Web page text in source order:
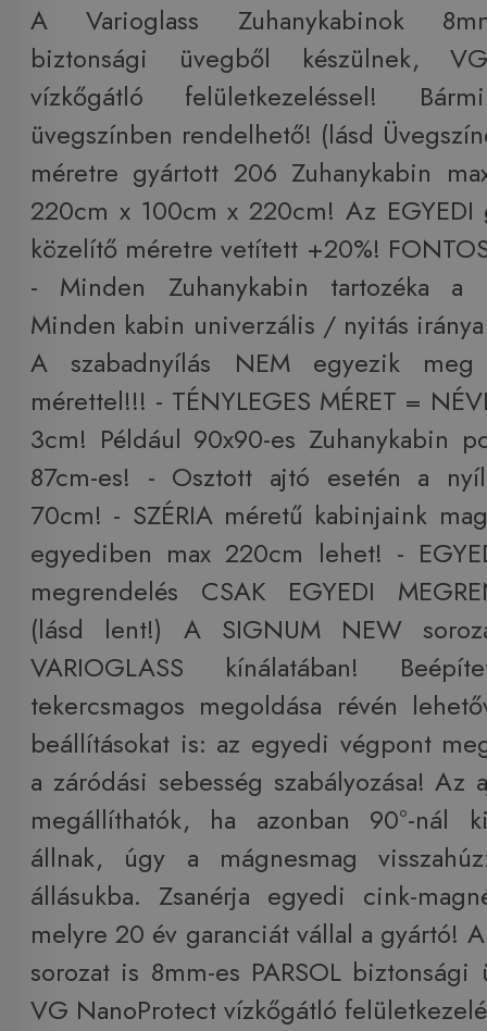
A Varioglass Zuhanykabinok
biztonsági üvegből készülnek,
vízkőgátló felületkezeléssel!
üvegszínben rendelhető! (lásd
méretre gyártott 206 Zuhanykabin
220cm x 100cm x 220cm! Az EGYEDI
közelítő méretre vetített +20%!
- Minden Zuhanykabin tartozéka a
Minden kabin univerzális / nyitás
A szabadnyílás NEM egyezik meg
mérettel!!! - TÉNYLEGES MÉRET =
3cm! Például 90x90-es Zuhanykabin
87cm-es! - Osztott ajtó esetén a
70cm! - SZÉRIA méretű kabinjaink
egyediben max 220cm lehet! -
megrendelés CSAK EGYEDI
(lásd lent!) A SIGNUM NEW
VARIOGLASS kínálatában!
tekercsmagos megoldása révén
beállításokat is: az egyedi végpont
a záródási sebesség szabályozása! Az
megállíthatók, ha azonban 90°-nál
állnak, úgy a mágnesmag
állásukba. Zsanérja egyedi cink-
melyre 20 év garanciát vállal a gyártó!
sorozat is 8mm-es PARSOL biztonsági
VG NanoProtect vízkőgátló